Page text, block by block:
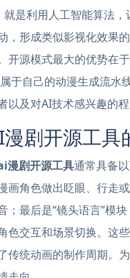
就是利用人工智能算法
，形成类似影视化效果
开源模式最大的优势在
于自己的动漫生成流水
以及对AI技术感兴趣的
剧开源工具
漫剧开源工具通常具备
画角色做出眨眼、行走
；最后是“镜头语言”模
色交互和场景切换。这
传统动画的制作周期。